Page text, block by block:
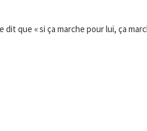
que « si ça marche pour lui, ça